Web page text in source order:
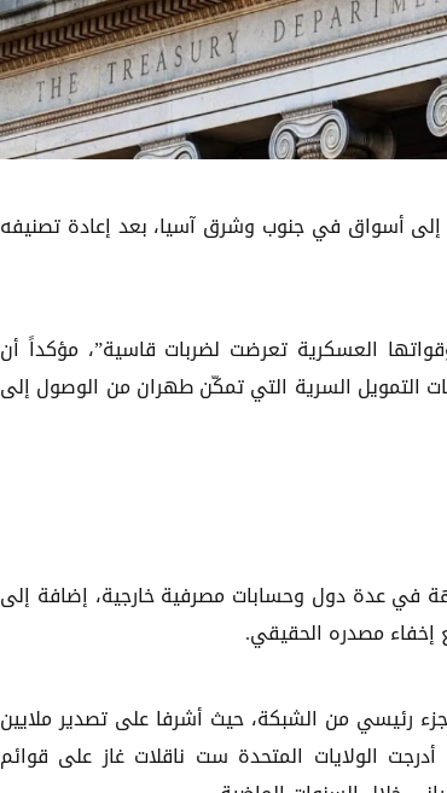
إلى أسواق في جنوب وشرق آسيا، بعد إعادة تصنيفه
العسكرية تعرضت لضربات قاسية”، مؤكداً أن
التمويل السرية التي تمكّن طهران من الوصول إلى
في عدة دول وحسابات مصرفية خارجية، إضافة إلى
إخفاء مصدره الحقيقي.
رئيسي من الشبكة، حيث أشرفا على تصدير ملايين
الولايات المتحدة ست ناقلات غاز على قوائم